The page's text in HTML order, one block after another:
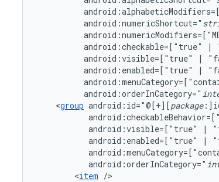
android:numericShortcut="
android:checkable=["true"
|
android:visible=["true"
|
android:enabled=["true"
|
android:orderInCategory="
<group android:id="@[+][package
android:visible=["true"
|
android:enabled=["true"
|
android:orderInCategory="
<item